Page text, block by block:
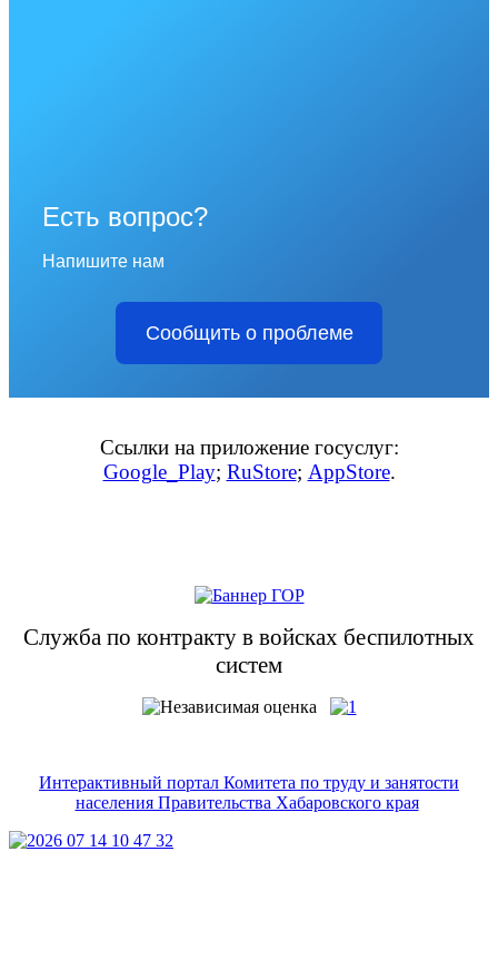
Есть вопрос?
Напишите нам
Сообщить о проблеме
Ссылки на приложение госуслуг:
Google_Play; RuStore; AppStore.
Служба по контракту в войсках беспилотных
систем
Интерактивный портал Комитета по труду и занятости
населения Правительства Хабаровского края